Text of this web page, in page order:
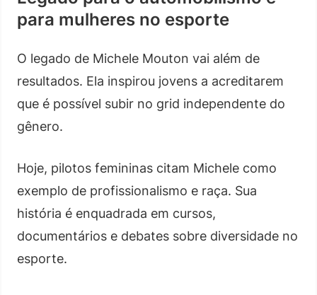
para mulheres no esporte
O legado de Michele Mouton vai além de
resultados. Ela inspirou jovens a acreditarem
que é possível subir no grid independente do
gênero.
Hoje, pilotos femininas citam Michele como
exemplo de profissionalismo e raça. Sua
história é enquadrada em cursos,
documentários e debates sobre diversidade no
esporte.